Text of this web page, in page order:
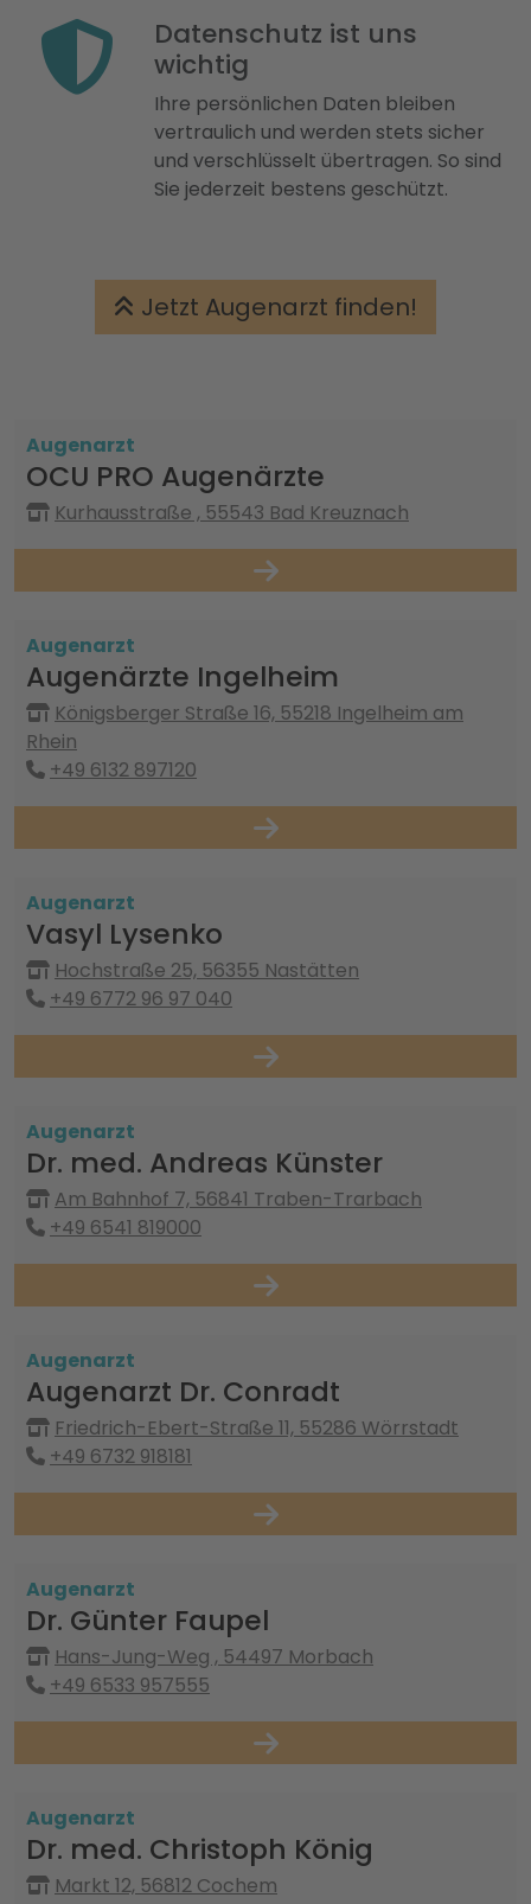
Datenschutz ist uns
wichtig
Ihre persönlichen Daten bleiben
vertraulich und werden stets sicher
und verschlüsselt übertragen. So sind
Sie jederzeit bestens geschützt.
Jetzt Augenarzt finden!
Augenarzt
OCU PRO Augenärzte
Kurhausstraße , 55543 Bad Kreuznach
Augenarzt
Augenärzte Ingelheim
Königsberger Straße 16, 55218 Ingelheim am
Rhein
+49 6132 897120
Augenarzt
Vasyl Lysenko
Hochstraße 25, 56355 Nastätten
+49 6772 96 97 040
Augenarzt
Dr. med. Andreas Künster
Am Bahnhof 7, 56841 Traben-Trarbach
+49 6541 819000
Augenarzt
Augenarzt Dr. Conradt
Friedrich-Ebert-Straße 11, 55286 Wörrstadt
+49 6732 918181
Augenarzt
Dr. Günter Faupel
Hans-Jung-Weg , 54497 Morbach
+49 6533 957555
Augenarzt
Dr. med. Christoph König
Markt 12, 56812 Cochem